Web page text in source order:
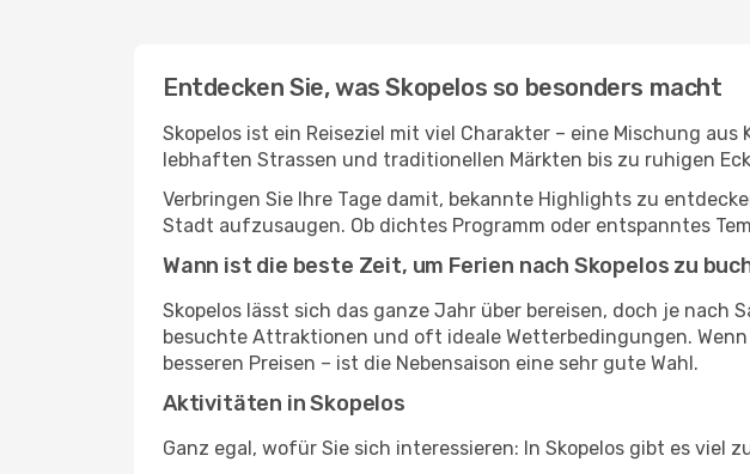
Entdecken Sie, was Skopelos so besonders macht
Skopelos ist ein Reiseziel mit viel Charakter – eine Mischung
lebhaften Strassen und traditionellen Märkten bis zu ruhigen
Verbringen Sie Ihre Tage damit, bekannte Highlights zu
Stadt aufzusaugen. Ob dichtes Programm oder entspanntes
Wann ist die beste Zeit, um Ferien nach Skopelos zu
Skopelos lässt sich das ganze Jahr über bereisen, doch je nach
besuchte Attraktionen und oft ideale Wetterbedingungen.
besseren Preisen – ist die Nebensaison eine sehr gute Wahl.
Aktivitäten in Skopelos
Ganz egal, wofür Sie sich interessieren: In Skopelos gibt es viel